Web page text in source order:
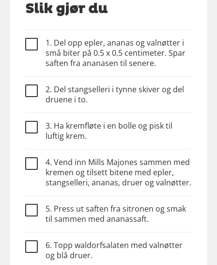
Slik gjør du
1. Del opp epler, ananas og valnøtter i
små biter på 0.5 x 0.5 centimeter. Spar
saften fra ananasen til senere.
2. Del stangselleri i tynne skiver og del
druene i to.
3. Ha kremfløte i en bolle og pisk til
luftig krem.
4. Vend inn Mills Majones sammen med
kremen og tilsett bitene med epler,
stangselleri, ananas, druer og valnøtter.
5. Press ut saften fra sitronen og smak
til sammen med ananassaft.
6. Topp waldorfsalaten med valnøtter
og blå druer.